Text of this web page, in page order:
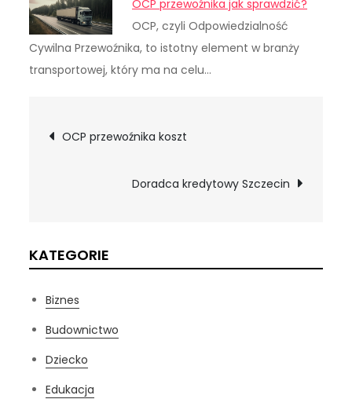
OCP przewoźnika jak sprawdzić?
OCP, czyli Odpowiedzialność
Cywilna Przewoźnika, to istotny element w branży
transportowej, który ma na celu…
Nawigacja
wpisu
OCP przewoźnika koszt
Doradca kredytowy Szczecin
KATEGORIE
Biznes
Budownictwo
Dziecko
Edukacja